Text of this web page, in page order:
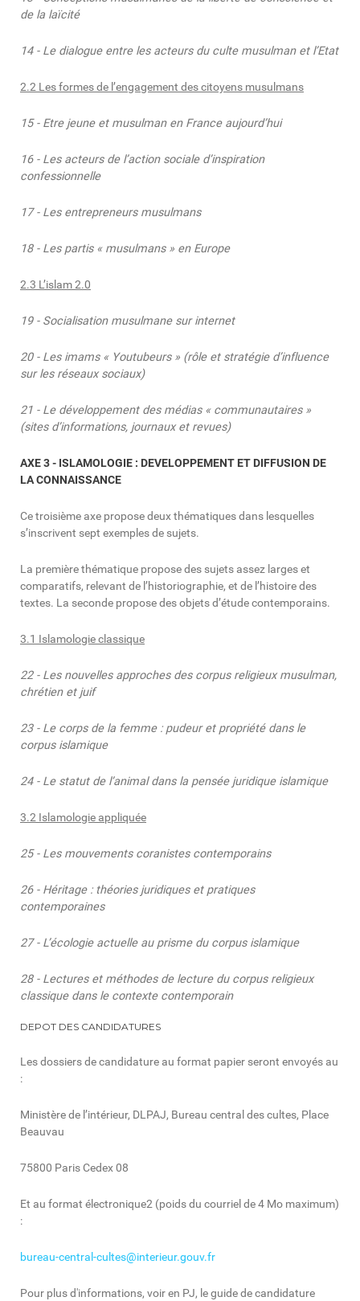
de la laïcité
14 - Le dialogue entre les acteurs du culte musulman et l’Etat
2.2 Les formes de l’engagement des citoyens musulmans
15 - Etre jeune et musulman en France aujourd’hui
16 - Les acteurs de l’action sociale d’inspiration
confessionnelle
17 - Les entrepreneurs musulmans
18 - Les partis « musulmans » en Europe
2.3 L’islam 2.0
19 - Socialisation musulmane sur internet
20 - Les imams « Youtubeurs » (rôle et stratégie d’influence
sur les réseaux sociaux)
21 - Le développement des médias « communautaires »
(sites d’informations, journaux et revues)
AXE 3 - ISLAMOLOGIE : DEVELOPPEMENT ET DIFFUSION DE
LA CONNAISSANCE
Ce troisième axe propose deux thématiques dans lesquelles
s’inscrivent sept exemples de sujets.
La première thématique propose des sujets assez larges et
comparatifs, relevant de l’historiographie, et de l’histoire des
textes. La seconde propose des objets d’étude contemporains.
3.1 Islamologie classique
22 - Les nouvelles approches des corpus religieux musulman,
chrétien et juif
23 - Le corps de la femme : pudeur et propriété dans le
corpus islamique
24 - Le statut de l’animal dans la pensée juridique islamique
3.2 Islamologie appliquée
25 - Les mouvements coranistes contemporains
26 - Héritage : théories juridiques et pratiques
contemporaines
27 - L’écologie actuelle au prisme du corpus islamique
28 - Lectures et méthodes de lecture du corpus religieux
classique dans le contexte contemporain
DEPOT DES CANDIDATURES
Les dossiers de candidature au format papier seront envoyés au
:
Ministère de l’intérieur, DLPAJ, Bureau central des cultes, Place
Beauvau
75800 Paris Cedex 08
Et au format électronique2 (poids du courriel de 4 Mo maximum)
:
bureau-central-cultes@interieur.gouv.fr
Pour plus d'informations, voir en PJ, le guide de candidature